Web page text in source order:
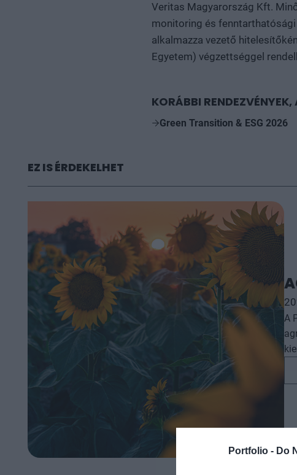
Portfolio - Do
Veritas Magyarország Kft.
monitoring és
alkalmazza vezető
Egyetem) végzettséggel
KORÁBBI
Green Transition & ESG 2026
EZ IS ÉRDEKELHET
A